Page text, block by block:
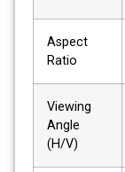
Aspect
Ratio
Viewing
Angle
(H/V)